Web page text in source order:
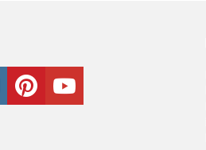
pinterestyoutube